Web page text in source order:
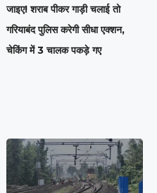
जाइए! शराब पीकर गाड़ी चलाई तो
गरियाबंद पुलिस करेगी सीधा एक्शन,
चेकिंग में 3 चालक पकड़े गए